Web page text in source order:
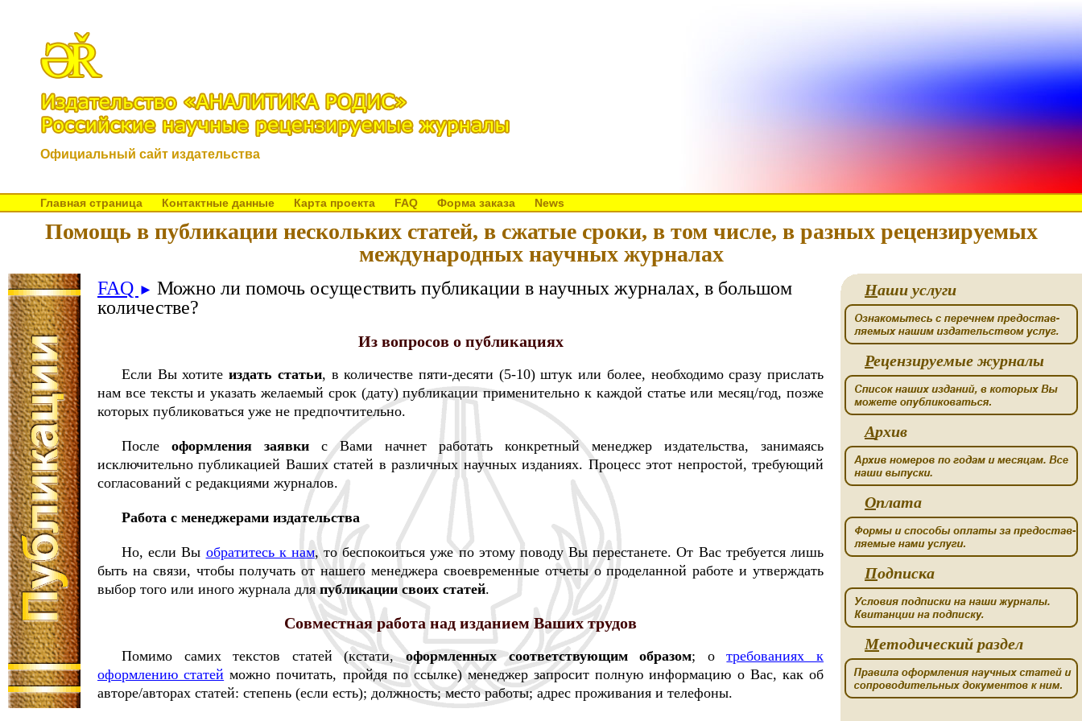
Официальный сайт издательства
Главная страница Контактные данные Карта проекта FAQ Форма заказа News
Помощь в публикации нескольких статей, в сжатые сроки, в том числе, в разных рецензируемых
международных научных журналах
Наши услуги
Рецензируемые журналы
Архив
Оплата
Подписка
Методический раздел
FAQ ► Можно ли помочь осуществить публикации в научных журналах, в большом
количестве?
Из вопросов о публикациях
Если Вы хотитеиздать статьи, в количестве пяти-десяти (5-10) штук или более, необходимо сразу прислать
нам все тексты и указать желаемый срок (дату) публикации применительно к каждой статье или месяц/год, позже
которых публиковаться уже не предпочтительно.
После оформления заявки с Вами начнет работать конкретный менеджер издательства, занимаясь
исключительно публикацией Ваших статей в различных научных изданиях. Процесс этот непростой, требующий
согласований с редакциями журналов.
Работа с менеджерами издательства
Но, если Вы обратитесь к нам, то беспокоиться уже по этому поводу Вы перестанете. От Вас требуется лишь
быть на связи, чтобы получать от нашего менеджера своевременные отчеты о проделанной работе и утверждать
выбор того или иного журнала дляпубликации своих статей.
Совместная работа над изданием Ваших трудов
Помимо самих текстов статей (кстати,оформленных соответствующим образом; отребованиях к
оформлению статей можно почитать, пройдя по ссылке) менеджер запросит полную информацию о Вас, как об
авторе/авторах статей: степень (если есть); должность; место работы; адрес проживания и телефоны.